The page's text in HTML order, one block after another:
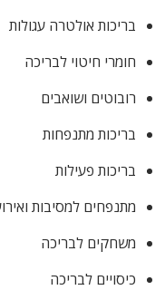
בריכות אולטרה עגולות
חומרי חיטוי לבריכה
רובוטים ושואבים
בריכות מתנפחות
בריכות פעילות
מתנפחים למסיבות
משחקים לבריכה
כיסויים לבריכה